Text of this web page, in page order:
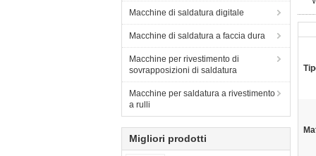
Macchine di saldatura digitale
Macchine di saldatura a faccia dura
Macchine per rivestimento di
sovrapposizioni di saldatura
Macchine per saldatura a rivestimento
a rulli
Migliori prodotti